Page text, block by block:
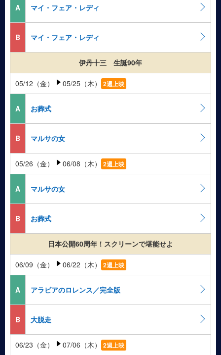
A マイ・フェア・レディ
B マイ・フェア・レディ
伊丹十三 生誕90年
05/12（金） 05/25（木） 2週上映
A お葬式
B マルサの女
05/26（金） 06/08（木） 2週上映
A マルサの女
B お葬式
日本公開60周年！スクリーンで堪能せよ
06/09（金） 06/22（木） 2週上映
A アラビアのロレンス／完全版
B 大脱走
06/23（金） 07/06（木） 2週上映